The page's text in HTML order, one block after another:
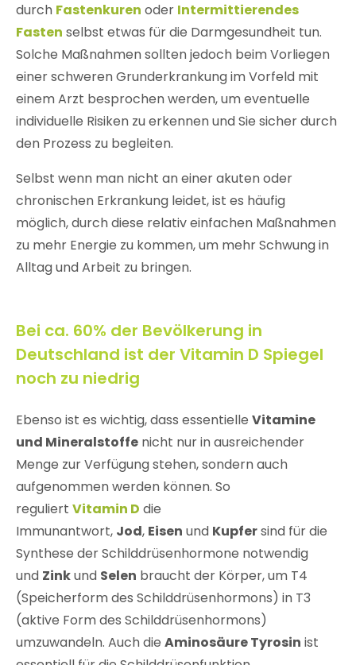
durch Fastenkuren oder Intermittierendes
Fasten selbst etwas für die Darmgesundheit tun.
Solche Maßnahmen sollten jedoch beim Vorliegen
einer schweren Grunderkrankung im Vorfeld mit
einem Arzt besprochen werden, um eventuelle
individuelle Risiken zu erkennen und Sie sicher durch
den Prozess zu begleiten.
Selbst wenn man nicht an einer akuten oder
chronischen Erkrankung leidet, ist es häufig
möglich, durch diese relativ einfachen Maßnahmen
zu mehr Energie zu kommen, um mehr Schwung in
Alltag und Arbeit zu bringen.
Bei ca. 60% der Bevölkerung in
Deutschland ist der Vitamin D Spiegel
noch zu niedrig
Ebenso ist es wichtig, dass essentielle Vitamine
und Mineralstoffenicht nur in ausreichender
Menge zur Verfügung stehen, sondern auch
aufgenommen werden können. So
reguliert Vitamin D die
Immunantwort, Jod, Eisen und Kupfersind für die
Synthese der Schilddrüsenhormone notwendig
und Zinkund Selen braucht der Körper, um T4
(Speicherform des Schilddrüsenhormons) in T3
(aktive Form des Schilddrüsenhormons)
umzuwandeln. Auch die Aminosäure Tyrosin ist